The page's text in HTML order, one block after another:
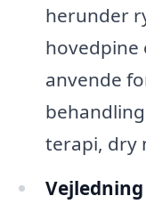
herunder
hovedpine
anvende
terapi, dry